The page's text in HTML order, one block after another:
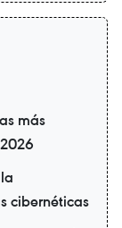
más
cibernéticas